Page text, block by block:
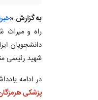
به گزارش «
راه و میراث
دانشجویان
شهید رئیسی
در ادامه
پزشکی